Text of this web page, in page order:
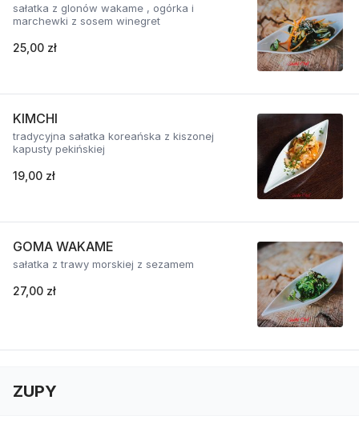
sałatka z glonów wakame , ogórka i
marchewki z sosem winegret
25,00 zł
KIMCHI
tradycyjna sałatka koreańska z kiszonej
kapusty pekińskiej
19,00 zł
GOMA WAKAME
sałatka z trawy morskiej z sezamem
27,00 zł
ZUPY